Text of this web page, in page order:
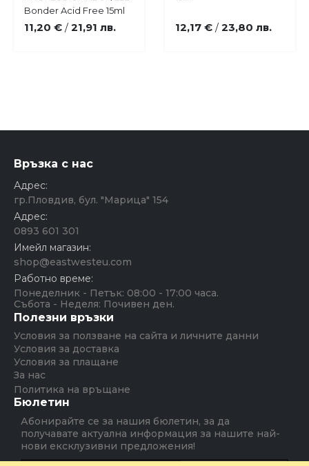
Bonder Acid Free 15ml
11,20 € / 21,91 лв. 12,17 € / 23,80 лв.
Връзка с нас
Адрес:
гр.Пловдив, бул. "Марица" 154
Адрес:
0893 601 301
Имейл магазин:
shop@eastwesteu.com
Работно време:
Понеделник - Петък: 08:00 - 17:00 часа.
Събота - Неделя: Почивен ден.
Полезни връзки
Условия за ползване на сайта и личните данни
Условия за доставка
Условия за плащане
За нас
Политика на връщане
Бюлетин
Абонирайте се за нашия бюлетин, за да
получавате актуална информация за нашите най-
нови ексклузивни предложения!